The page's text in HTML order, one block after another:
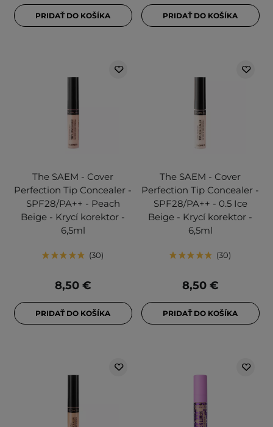
PRIDAŤ DO KOŠÍKA PRIDAŤ DO KOŠÍKA
The SAEM - Cover
Perfection Tip Concealer -
SPF28/PA++ - Peach
Beige - Krycí korektor -
6,5ml
30
8,50 €
PRIDAŤ DO KOŠÍKA
The SAEM - Cover
Perfection Tip Concealer -
SPF28/PA++ - 0.5 Ice
Beige - Krycí korektor -
6,5ml
30
8,50 €
PRIDAŤ DO KOŠÍKA